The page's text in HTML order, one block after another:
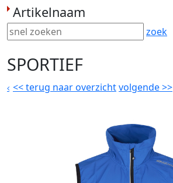
Artikelnaam
zoek
SPORTIEF
<<terug naar overzichtvolgende>>